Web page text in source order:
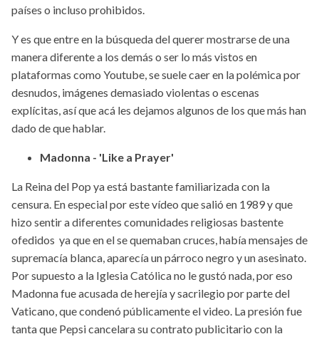
países o incluso prohibidos.
Y es que entre en la búsqueda del querer mostrarse de una
manera diferente a los demás o ser lo más vistos en
plataformas como Youtube, se suele caer en la polémica por
desnudos, imágenes demasiado violentas o escenas
explícitas, así que acá les dejamos algunos de los que más han
dado de que hablar.
Madonna - 'Like a Prayer'
La Reina del Pop ya está bastante familiarizada con la
censura. En especial por este vídeo que salió en 1989 y que
hizo sentir a diferentes comunidades religiosas bastente
ofedidos ya que en el se quemaban cruces, había mensajes de
supremacía blanca, aparecía un párroco negro y un asesinato.
Por supuesto a la Iglesia Católica no le gustó nada, por eso
Madonna fue acusada de herejía y sacrilegio por parte del
Vaticano, que condenó públicamente el video. La presión fue
tanta que Pepsi cancelara su contrato publicitario con la